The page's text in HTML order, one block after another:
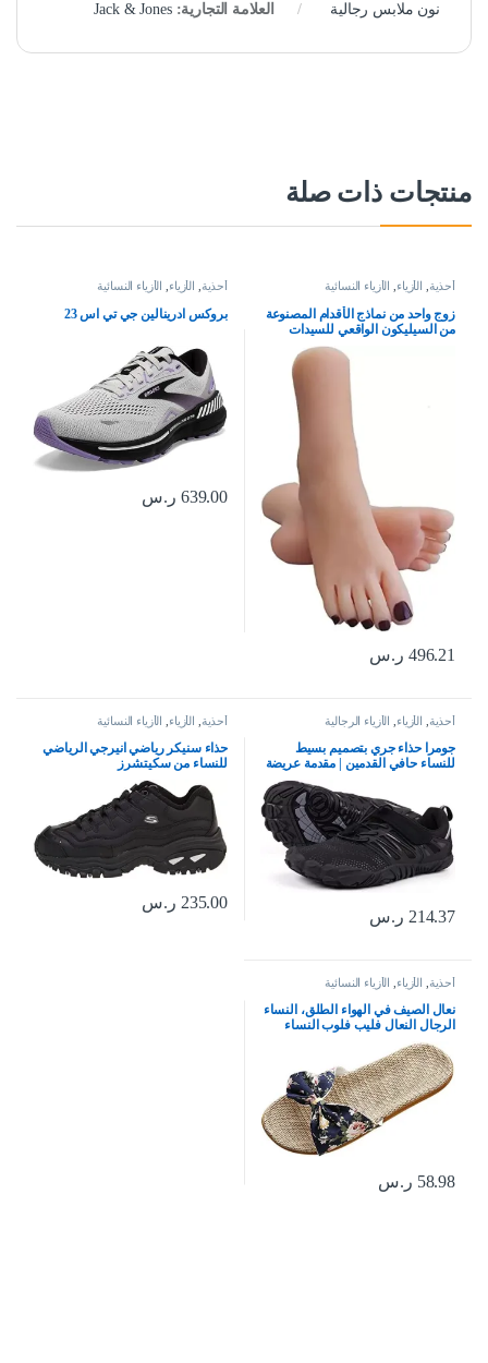
نون ملابس رجالية
العلامة التجارية:Jack & Jones
منتجات ذات صلة
أحذية الأزياء الأزياء النسائية
زوج واحد من نماذج الأقدام المصنوعة
من السيليكون الواقعي للسيدات
البالغات لعرض صنادل المجوهرات
والرسم الفني (أظافر بورجوندي)،
496.21 ر.س
أحذية الأزياء الأزياء النسائية
بروكس ادرينالين جي تي اس 23
639.00 ر.س
أحذية الأزياء الأزياء الرجالية
جومرا حذاء جري بتصميم بسيط
للنساء حافي القدمين | مقدمة عريضة
214.37 ر.س
أحذية الأزياء الأزياء النسائية
حذاء سنيكر رياضي انيرجي الرياضي
للنساء من سكيتشرز
235.00 ر.س
أحذية الأزياء الأزياء النسائية
نعال الصيف في الهواء الطلق، النساء
الرجال النعال فليب فلوب النساء
النعال الزهور القوس الكتان فليب
فلوب الصنادل إسفين النعال النساء
أحذية
58.98 ر.س